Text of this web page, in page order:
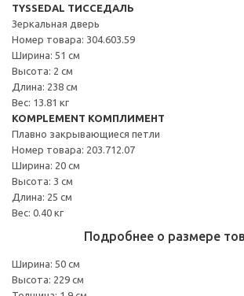
TYSSEDAL ТИССЕДАЛЬ
Зеркальная дверь
Номер товара: 304.603.59
Ширина: 51 см
Высота: 2 см
Длина: 238 см
Вес: 13.81 кг
KOMPLEMENT КОМПЛИМЕНТ
Плавно закрывающиеся петли
Номер товара: 203.712.07
Ширина: 20 см
Высота: 3 см
Длина: 25 см
Вес: 0.40 кг
Подробнее о размере
Ширина: 50 см
Высота: 229 см